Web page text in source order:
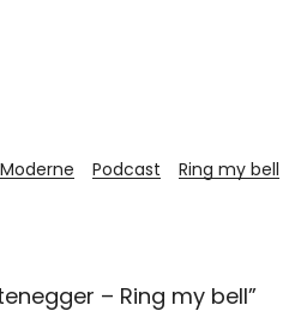
Podcast Ring my bell
– Ring my bell”